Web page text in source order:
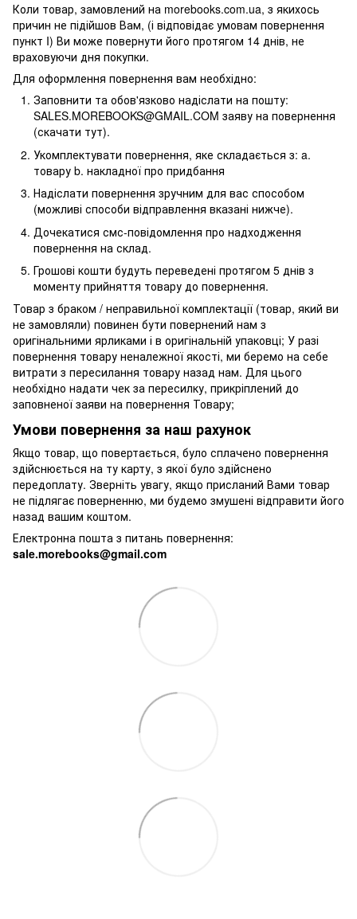
Коли товар, замовлений на morebooks.com.ua, з якихось
причин не підійшов Вам, (і відповідає умовам повернення
пункт I) Ви може повернути його протягом 14 днів, не
враховуючи дня покупки.
Для оформлення повернення вам необхідно:
Заповнити та обов'язково надіслати на пошту:
SALES.MOREBOOKS@GMAIL.COM заяву на повернення
(скачати тут).
Укомплектувати повернення, яке складається з: a.
товару b. накладної про придбання
Надіслати повернення зручним для вас способом
(можливі способи відправлення вказані нижче).
Дочекатися смс-повідомлення про надходження
повернення на склад.
Грошові кошти будуть переведені протягом 5 днів з
моменту прийняття товару до повернення.
Товар з браком / неправильної комплектації (товар, який ви
не замовляли) повинен бути повернений нам з
оригінальними ярликами і в оригінальній упаковці; У разі
повернення товару неналежної якості, ми беремо на себе
витрати з пересилання товару назад нам. Для цього
необхідно надати чек за пересилку, прикріплений до
заповненої заяви на повернення Товару;
Умови повернення за наш рахунок
Якщо товар, що повертається, було сплачено повернення
здійснюється на ту карту, з якої було здійснено
передоплату. Зверніть увагу, якщо присланий Вами товар
не підлягає поверненню, ми будемо змушені відправити його
назад вашим коштом.
Електронна пошта з питань повернення:
sale.morebooks@gmail.com